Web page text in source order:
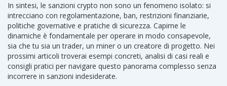
In sintesi, le sanzioni crypto non sono un fenomeno isolato: si
intrecciano con regolamentazione, ban, restrizioni finanziarie,
politiche governative e pratiche di sicurezza. Capirne le
dinamiche è fondamentale per operare in modo consapevole,
sia che tu sia un trader, un miner o un creatore di progetto. Nei
prossimi articoli troverai esempi concreti, analisi di casi reali e
consigli pratici per navigare questo panorama complesso senza
incorrere in sanzioni indesiderate.